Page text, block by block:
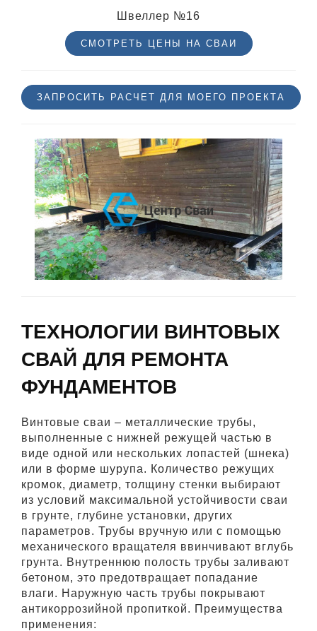
Швеллер №16
СМОТРЕТЬ ЦЕНЫ НА СВАИ
ЗАПРОСИТЬ РАСЧЕТ ДЛЯ МОЕГО ПРОЕКТА
ТЕХНОЛОГИИ ВИНТОВЫХ
СВАЙ ДЛЯ РЕМОНТА
ФУНДАМЕНТОВ
Винтовые сваи – металлические трубы,
выполненные с нижней режущей частью в
виде одной или нескольких лопастей (шнека)
или в форме шурупа. Количество режущих
кромок, диаметр, толщину стенки выбирают
из условий максимальной устойчивости сваи
в грунте, глубине установки, других
параметров. Трубы вручную или с помощью
механического вращателя ввинчивают вглубь
грунта. Внутреннюю полость трубы заливают
бетоном, это предотвращает попадание
влаги. Наружную часть трубы покрывают
антикоррозийной пропиткой. Преимущества
применения: